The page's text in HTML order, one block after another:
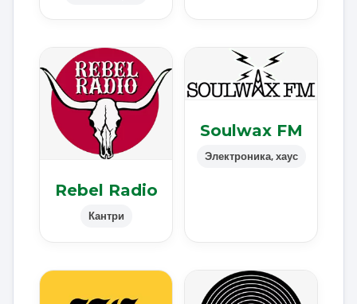
Rebel Radio
Кантри
Soulwax FM
Электроника, хаус